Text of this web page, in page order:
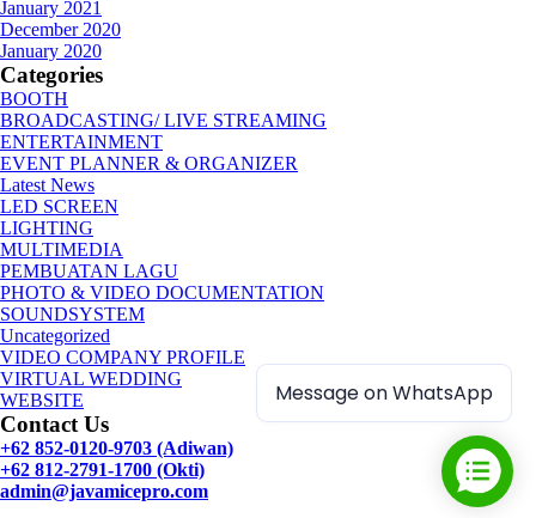
January 2021
December 2020
January 2020
Categories
BOOTH
BROADCASTING/ LIVE STREAMING
ENTERTAINMENT
EVENT PLANNER & ORGANIZER
Latest News
LED SCREEN
LIGHTING
MULTIMEDIA
PEMBUATAN LAGU
PHOTO & VIDEO DOCUMENTATION
SOUNDSYSTEM
Uncategorized
VIDEO COMPANY PROFILE
VIRTUAL WEDDING
WEBSITE
Contact Us
+62 852-0120-9703 (Adiwan)
+62 812-2791-1700 (Okti)
admin@javamicepro.com
Message on WhatsApp